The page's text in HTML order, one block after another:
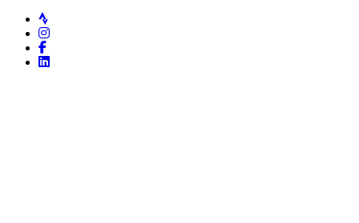
Strava
Instagram
Facebook
LinkedIn